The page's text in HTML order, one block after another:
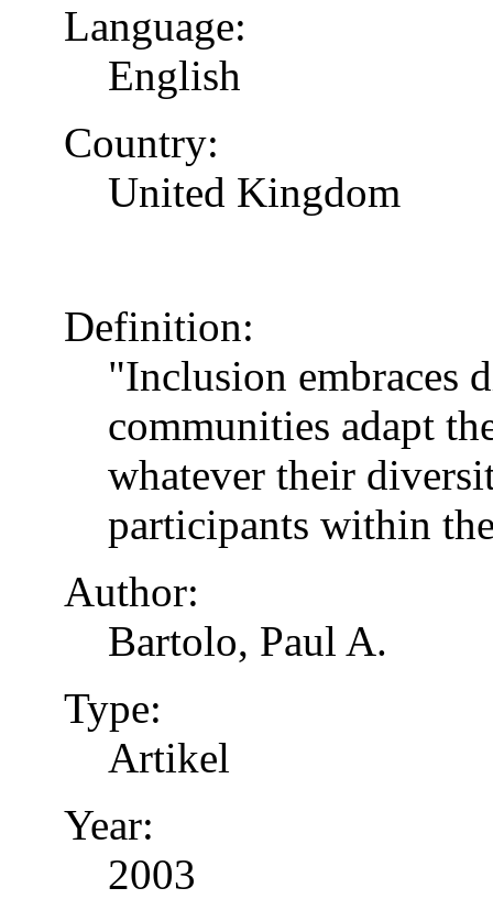
Language:
English
Country:
United Kingdom
Definition:
"Inclusion embraces
communities adapt
whatever their
participants within
Author:
Bartolo, Paul A.
Type:
Artikel
Year:
2003